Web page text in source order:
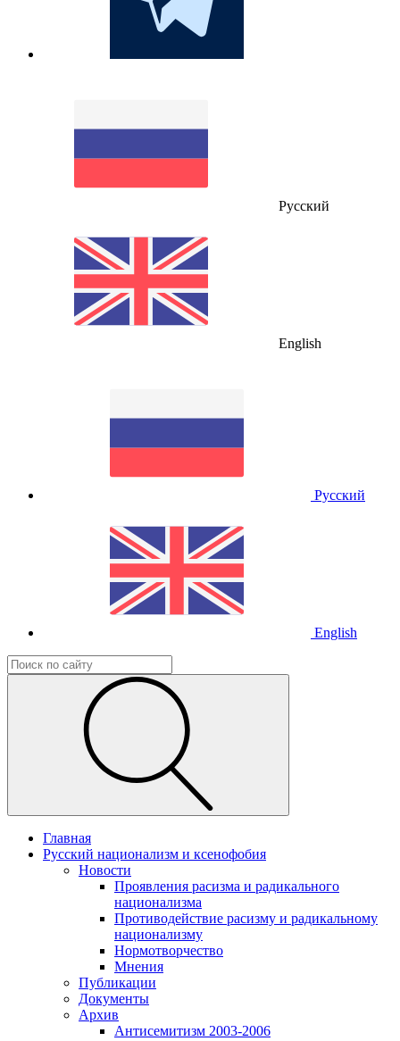
Русский
English
Русский
English
Главная
Русский национализм и ксенофобия
Новости
Проявления расизма и радикального
национализма
Противодействие расизму и радикальному
национализму
Нормотворчество
Мнения
Публикации
Документы
Архив
Антисемитизм 2003-2006